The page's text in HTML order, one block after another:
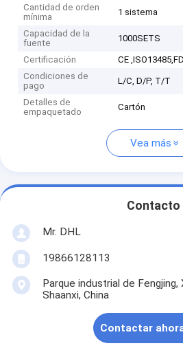
Cantidad de orden
mínima
1 sistema
Capacidad de la
fuente
1000SETS
Certificación
CE
Condiciones de
pago
L/C, D/P, T/T
Detalles de
empaquetado
Cartón
Vea más
Contacto
Mr. DHL
19866128113
Parque industrial de Fengjing,
Shaanxi, China
Contactar